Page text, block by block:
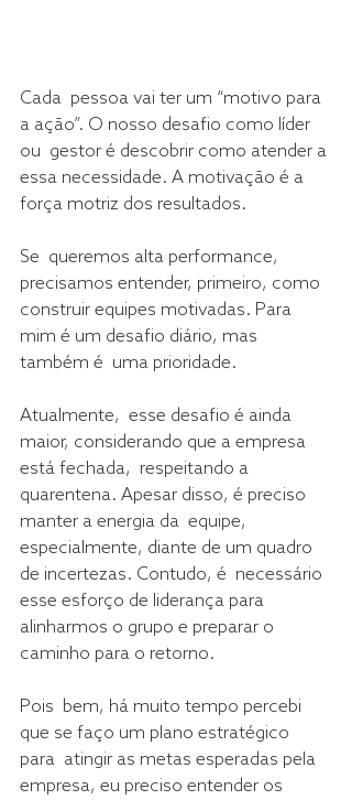
Cada  pessoa vai ter um “motivo para
a ação”. O nosso desafio como líder
ou  gestor é descobrir como atender a
essa necessidade. A motivação é a
força motriz dos resultados.
Se  queremos alta performance,
precisamos entender, primeiro, como
construir equipes motivadas. Para
mim é um desafio diário, mas
também é  uma prioridade.
Atualmente,  esse desafio é ainda
maior, considerando que a empresa
está fechada,  respeitando a
quarentena. Apesar disso, é preciso
manter a energia da  equipe,
especialmente, diante de um quadro
de incertezas. Contudo, é  necessário
esse esforço de liderança para
alinharmos o grupo e preparar o
caminho para o retorno.
Pois  bem, há muito tempo percebi
que se faço um plano estratégico
para  atingir as metas esperadas pela
empresa, eu preciso entender os